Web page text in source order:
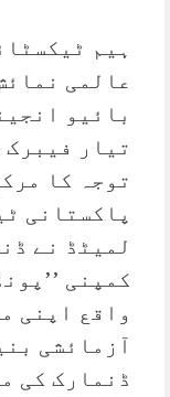
ہیم
بائیو
تیار
توجہ کا
لمیٹڈ نے
کمپنی
واقع اپنی
آزمائشی
ڈنمارک کی